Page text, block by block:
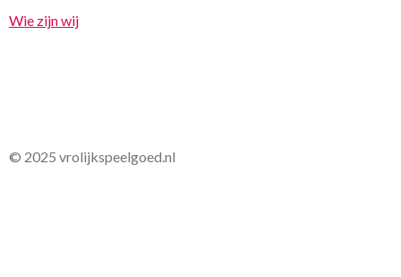
Wie zijn wij
© 2025 vrolijkspeelgoed.nl